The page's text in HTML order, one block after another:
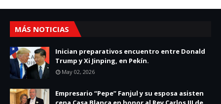
MÁS NOTICIAS
Inician preparativos encuentro entre Donald
Trump y Xi Jinping, en Pekín.
May 02, 2026
Empresario “Pepe” Fanjul y su esposa asisten